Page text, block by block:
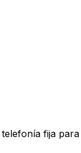
fija